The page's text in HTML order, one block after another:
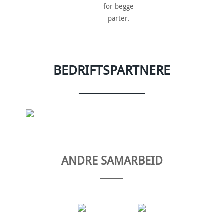
for begge
parter.
BEDRIFTSPARTNERE
ANDRE SAMARBEID